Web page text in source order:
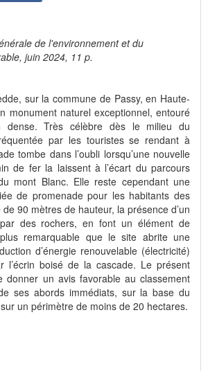
de l'environnement et du
juin 2024, 11 p.
sur la commune de Passy, en Haute-
monument naturel exceptionnel, entouré
dense. Très célèbre dès le milieu du
par les touristes se rendant à
tombe dans l’oubli lorsqu’une nouvelle
de fer la laissent à l’écart du parcours
mont Blanc. Elle reste cependant une
de promenade pour les habitants des
90 mètres de hauteur, la présence d’un
des rochers, en font un élément de
remarquable que le site abrite une
d’énergie renouvelable (électricité)
l’écrin boisé de la cascade. Le présent
donner un avis favorable au classement
ses abords immédiats, sur la base du
un périmètre de moins de 20 hectares.